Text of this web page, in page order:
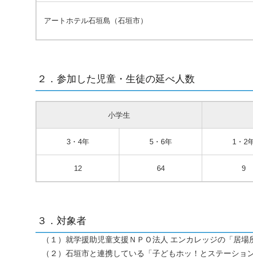
アートホテル石垣島（石垣市）
２．参加した児童・生徒の延べ人数
小学生
3・4年
5・6年 1・2
12 64 9
３．対象者
（１）就学援助児童支援ＮＰＯ法人 エンカレッジの「居
（２）石垣市と連携している「子どもホッ！とステーシ